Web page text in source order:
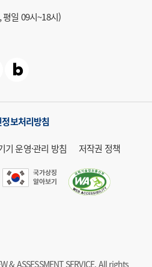
평일 09시~18시)
보처리방침
기 운영·관리 방침 저작권 정책
& ASSESSMENT SERVICE. All rights